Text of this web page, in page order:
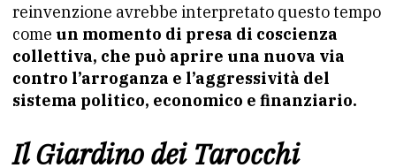
reinvenzione avrebbe interpretato questo tempo
come un momento di presa di coscienza
collettiva, che può aprire una nuova via
contro l’arroganza e l’aggressività del
sistema politico, economico e finanziario.
Il Giardino dei Tarocchi